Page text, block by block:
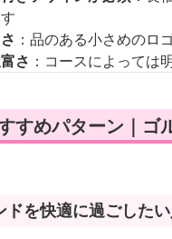
：品のある小さめのロ
さ ：コースによっては
すめパターン｜ゴ
ドを快適に過ごした